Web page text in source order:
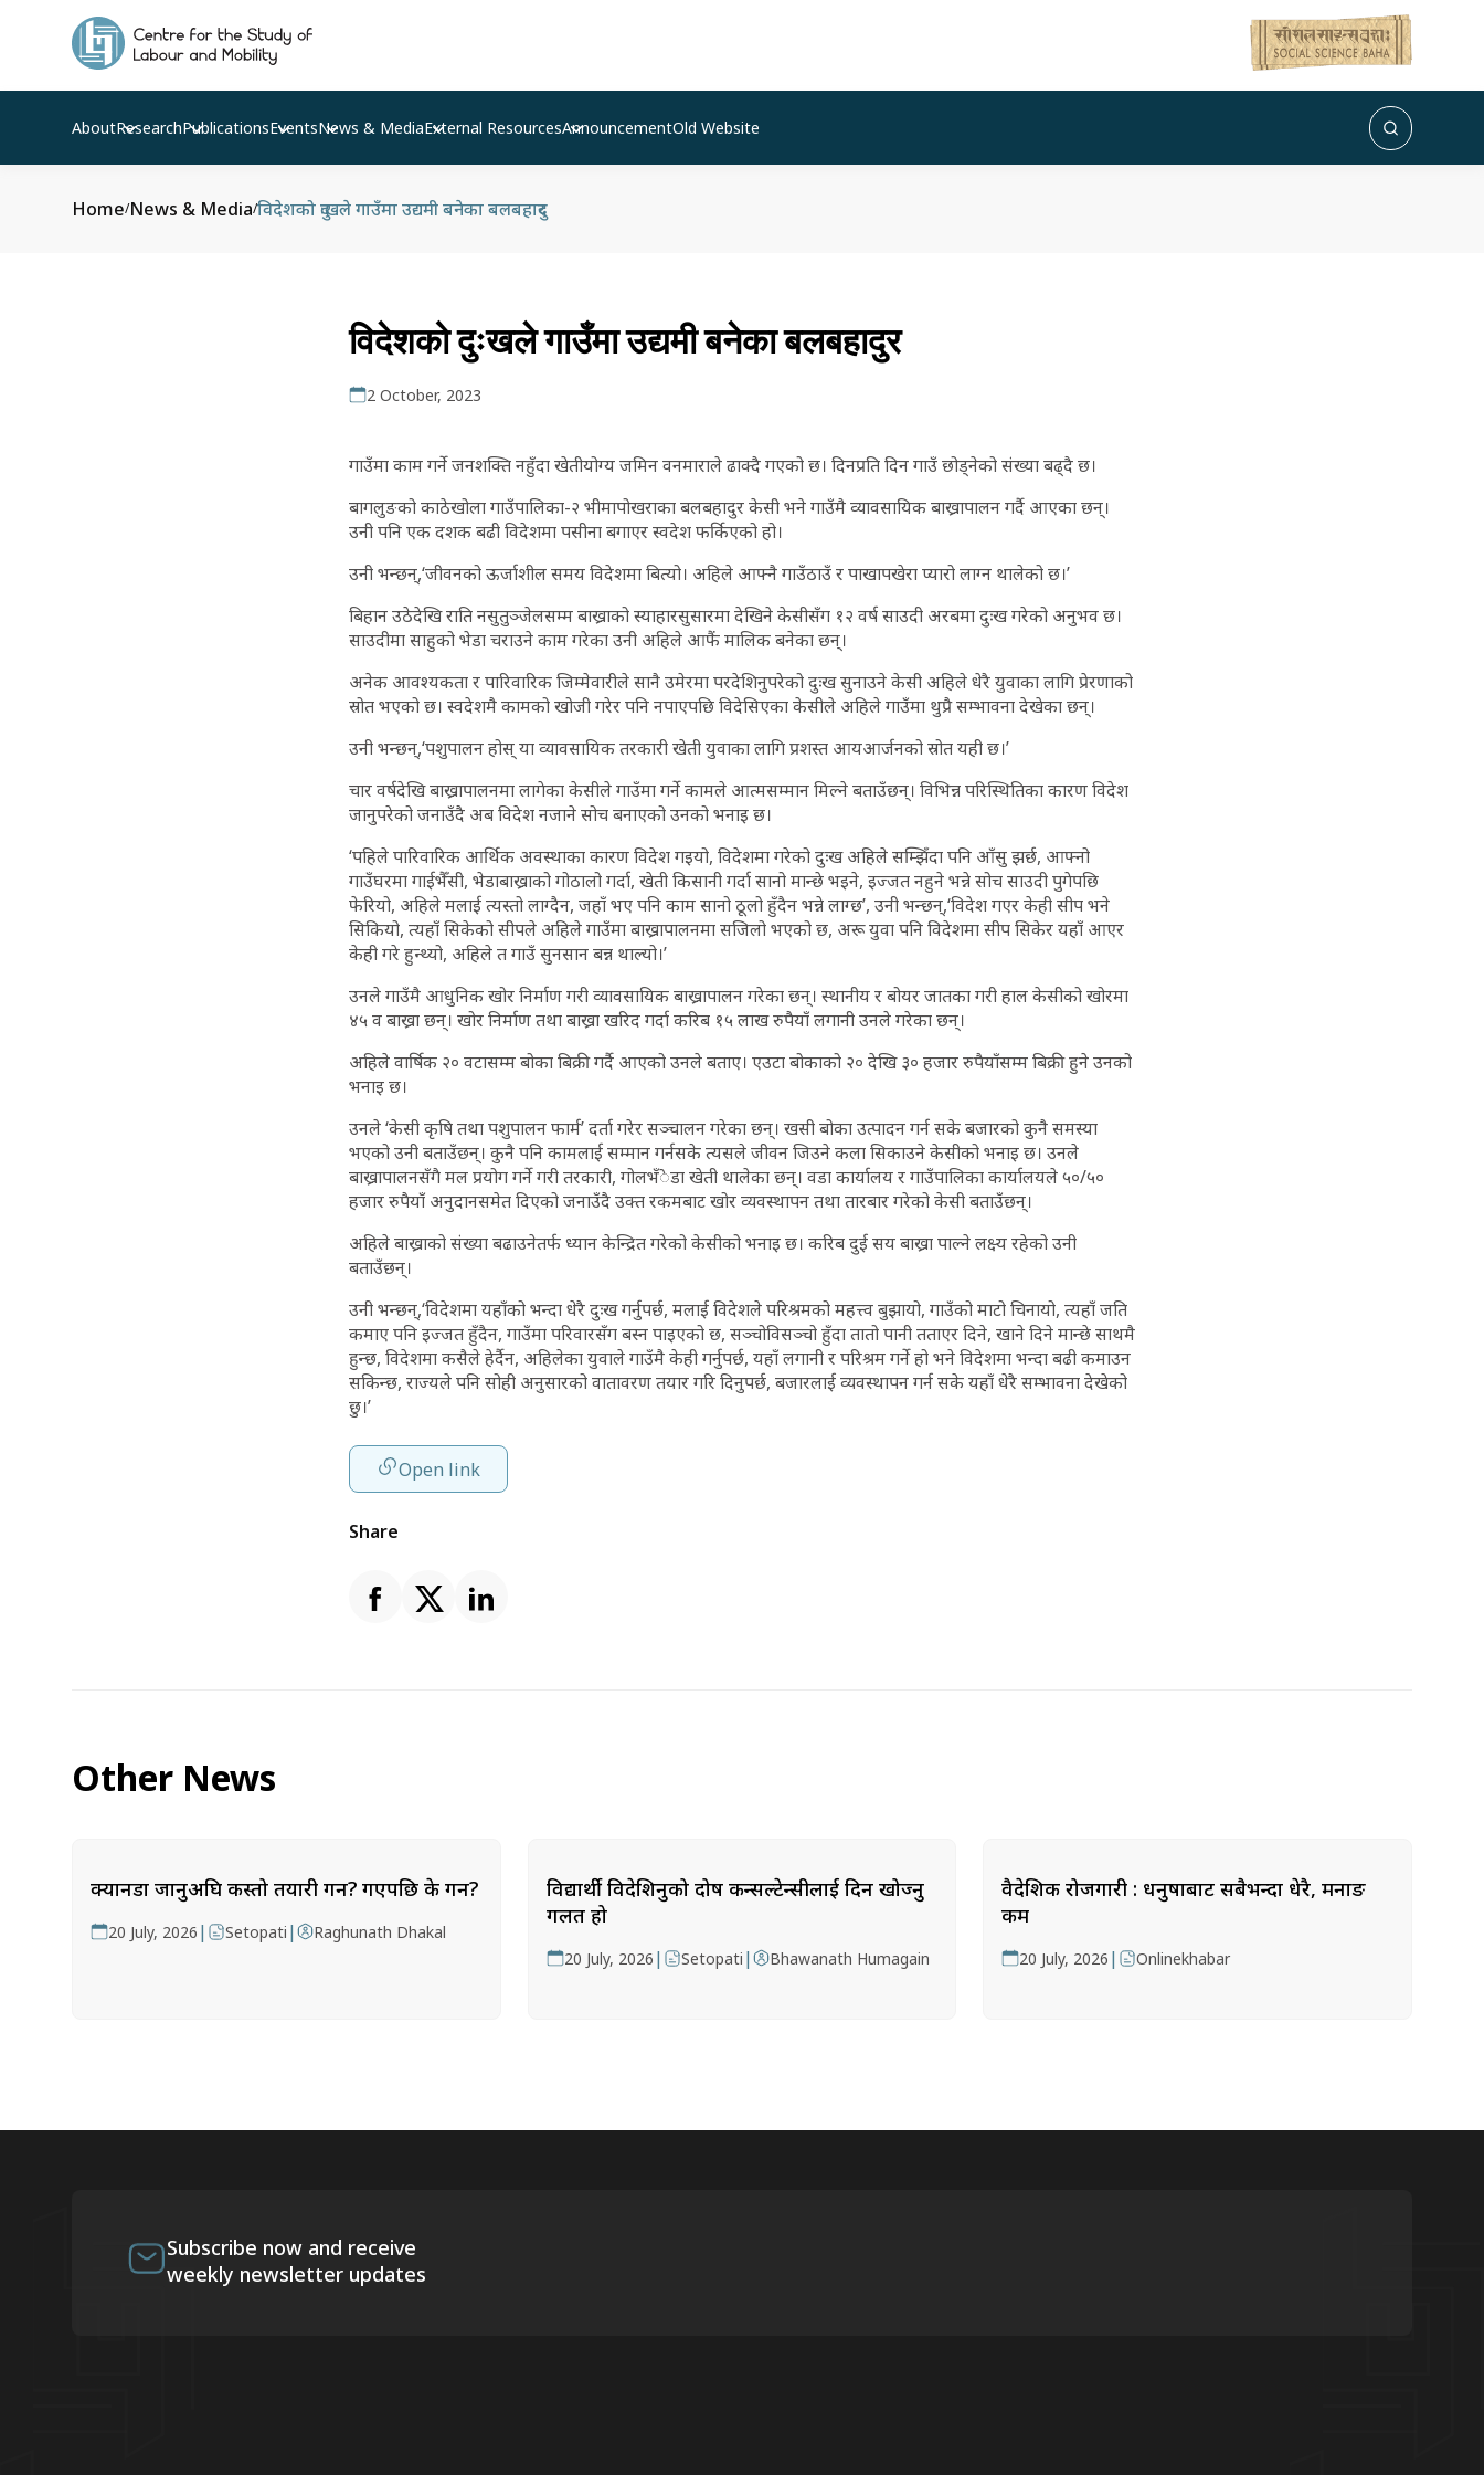
AboutResearchPublicationsEventsNews & MediaExternal ResourcesAnnouncementOld Website
Home/News & Media/विदेशको दुःखले गाउँमा उद्यमी बनेका बलबहादुर
विदेशको दुःखले गाउँमा उद्यमी बनेका बलबहादुर
2 October, 2023
गाउँमा काम गर्ने जनशक्ति नहुँदा खेतीयोग्य जमिन वनमाराले ढाक्दै गएको छ। दिनप्रति दिन गाउँ छोड्नेको संख्या बढ्दै छ।
बागलुङको काठेखोला गाउँपालिका-२ भीमापोखराका बलबहादुर केसी भने गाउँमै व्यावसायिक बाख्रापालन गर्दै आएका छन्।
उनी पनि एक दशक बढी विदेशमा पसीना बगाएर स्वदेश फर्किएको हो।
उनी भन्छन्,‘जीवनको ऊर्जाशील समय विदेशमा बित्यो। अहिले आफ्नै गाउँठाउँ र पाखापखेरा प्यारो लाग्न थालेको छ।’
बिहान उठेदेखि राति नसुतुञ्जेलसम्म बाख्राको स्याहारसुसारमा देखिने केसीसँग १२ वर्ष साउदी अरबमा दुःख गरेको अनुभव छ।
साउदीमा साहुको भेडा चराउने काम गरेका उनी अहिले आफैं मालिक बनेका छन्।
अनेक आवश्यकता र पारिवारिक जिम्मेवारीले सानै उमेरमा परदेशिनुपरेको दुःख सुनाउने केसी अहिले धेरै युवाका लागि प्रेरणाको
स्रोत भएको छ। स्वदेशमै कामको खोजी गरेर पनि नपाएपछि विदेसिएका केसीले अहिले गाउँमा थुप्रै सम्भावना देखेका छन्।
उनी भन्छन्,‘पशुपालन होस् या व्यावसायिक तरकारी खेती युवाका लागि प्रशस्त आयआर्जनको स्रोत यही छ।’
चार वर्षदेखि बाख्रापालनमा लागेका केसीले गाउँमा गर्ने कामले आत्मसम्मान मिल्ने बताउँछन्। विभिन्न परिस्थितिका कारण विदेश
जानुपरेको जनाउँदै अब विदेश नजाने सोच बनाएको उनको भनाइ छ।
‘पहिले पारिवारिक आर्थिक अवस्थाका कारण विदेश गइयो, विदेशमा गरेको दुःख अहिले सम्झिँदा पनि आँसु झर्छ, आफ्नो
गाउँघरमा गाईभैँसी, भेडाबाख्राको गोठालो गर्दा, खेती किसानी गर्दा सानो मान्छे भइने, इज्जत नहुने भन्ने सोच साउदी पुगेपछि
फेरियो, अहिले मलाई त्यस्तो लाग्दैन, जहाँ भए पनि काम सानो ठूलो हुँदैन भन्ने लाग्छ’, उनी भन्छन्,‘विदेश गएर केही सीप भने
सिकियो, त्यहाँ सिकेको सीपले अहिले गाउँमा बाख्रापालनमा सजिलो भएको छ, अरू युवा पनि विदेशमा सीप सिकेर यहाँ आएर
केही गरे हुन्थ्यो, अहिले त गाउँ सुनसान बन्न थाल्यो।’
उनले गाउँमै आधुनिक खोर निर्माण गरी व्यावसायिक बाख्रापालन गरेका छन्। स्थानीय र बोयर जातका गरी हाल केसीको खोरमा
४५ व बाख्रा छन्। खोर निर्माण तथा बाख्रा खरिद गर्दा करिब १५ लाख रुपैयाँ लगानी उनले गरेका छन्।
अहिले वार्षिक २० वटासम्म बोका बिक्री गर्दै आएको उनले बताए। एउटा बोकाको २० देखि ३० हजार रुपैयाँसम्म बिक्री हुने उनको
भनाइ छ।
उनले ‘केसी कृषि तथा पशुपालन फार्म’ दर्ता गरेर सञ्चालन गरेका छन्। खसी बोका उत्पादन गर्न सके बजारको कुनै समस्या
भएको उनी बताउँछन्। कुनै पनि कामलाई सम्मान गर्नसके त्यसले जीवन जिउने कला सिकाउने केसीको भनाइ छ। उनले
बाख्रापालनसँगै मल प्रयोग गर्ने गरी तरकारी, गोलभँेडा खेती थालेका छन्। वडा कार्यालय र गाउँपालिका कार्यालयले ५०/५०
हजार रुपैयाँ अनुदानसमेत दिएको जनाउँदै उक्त रकमबाट खोर व्यवस्थापन तथा तारबार गरेको केसी बताउँछन्।
अहिले बाख्राको संख्या बढाउनेतर्फ ध्यान केन्द्रित गरेको केसीको भनाइ छ। करिब दुई सय बाख्रा पाल्ने लक्ष्य रहेको उनी
बताउँछन्।
उनी भन्छन्,‘विदेशमा यहाँको भन्दा धेरै दुःख गर्नुपर्छ, मलाई विदेशले परिश्रमको महत्त्व बुझायो, गाउँको माटो चिनायो, त्यहाँ जति
कमाए पनि इज्जत हुँदैन, गाउँमा परिवारसँग बस्न पाइएको छ, सञ्चोविसञ्चो हुँदा तातो पानी तताएर दिने, खाने दिने मान्छे साथमै
हुन्छ, विदेशमा कसैले हेर्दैन, अहिलेका युवाले गाउँमै केही गर्नुपर्छ, यहाँ लगानी र परिश्रम गर्ने हो भने विदेशमा भन्दा बढी कमाउन
सकिन्छ, राज्यले पनि सोही अनुसारको वातावरण तयार गरि दिनुपर्छ, बजारलाई व्यवस्थापन गर्न सके यहाँ धेरै सम्भावना देखेको
छु।’
Open link
Share
Other News
क्यानडा जानुअघि कस्तो तयारी गर्ने? गएपछि के गर्ने?
20 July, 2026 | Setopati | Raghunath Dhakal
विद्यार्थी विदेशिनुको दोष कन्सल्टेन्सीलाई दिन खोज्नु
गलत हो
20 July, 2026 | Setopati | Bhawanath Humagain
वैदेशिक रोजगारी : धनुषाबाट सबैभन्दा धेरै, मनाङ
कम
20 July, 2026 | Onlinekhabar
Subscribe now and receive
weekly newsletter updates